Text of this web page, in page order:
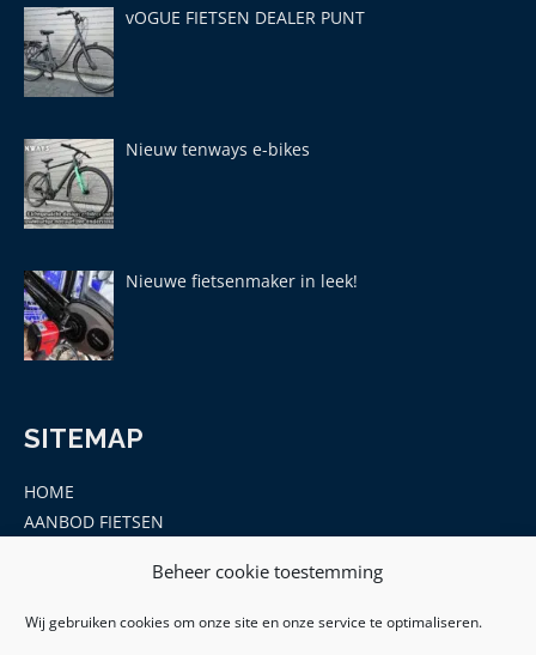
Beheer cookie toestemming
Wij gebruiken cookies om onze site en onze service te optimaliseren.
vOGUE FIETSEN DEALER PUNT
Nieuw tenways e-bikes
Nieuwe fietsenmaker in leek!
SITEMAP
HOME
AANBOD FIETSEN
ONDERDELEN EN ACCESSOIRES
CONTACT